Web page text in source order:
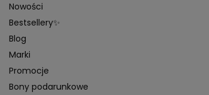
Nowości
Bestsellery✨
Blog
Marki
Promocje
Bony podarunkowe